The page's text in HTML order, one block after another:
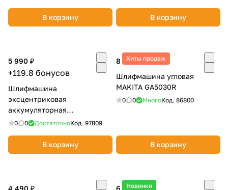
В корзину В корзину
5 990 ₽
+119.8 бонусов
Шлифмашина
эксцентриковая
аккумуляторная
GREENWORKS OS325 (без
0 0 ДостаточноКод. 97809
В корзину
Хиты продаж
8 490 ₽
Шлифмашина угловая
MAKITA GA5030R
0 0 МногоКод. 86800
В корзину
4 490 ₽ Новинки
6 490 ₽